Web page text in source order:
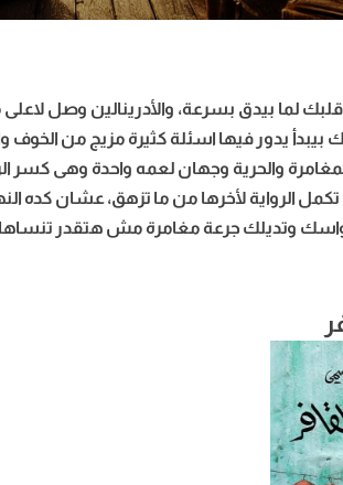
لما بيدق بسرعة، والأدرينالين وصل
بيبدأ يدور فيها اسئلة كثيرة مزيج من
والحرية وجهان لعمه واحدة وهى
وتديلك جرعة مغامرة مش هتقدر تنساها